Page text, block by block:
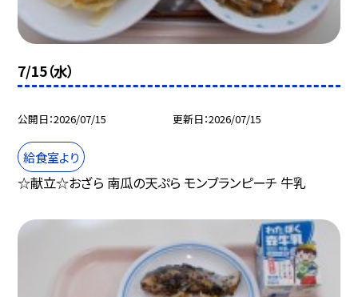
7/15（水）
公開日 2026/07/15 更新日 2026/07/15
給食室より
☆献立☆おざら 南瓜の天ぷら モンブランピーチ 牛乳